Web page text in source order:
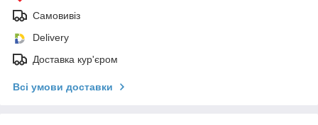
Самовивіз
Delivery
Доставка кур'єром
Всі умови доставки